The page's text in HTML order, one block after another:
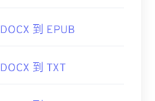
DOCX 到 EPUB
DOCX 到 TXT